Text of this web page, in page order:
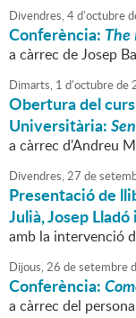
Divendres,4d'octubre
Conferència: The
a càrrec de Josep
Dimarts, 1 d'octubrede
Obertura del
Universitària:
a càrrec d'Andreu
Divendres,27 de
Presentació de
Julià, Josep
amb la intervenció
Dijous,26 desetembre
Conferència:
a càrrec del